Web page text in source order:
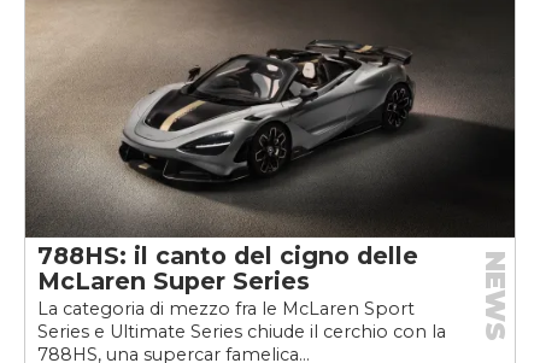
788HS: il canto del cigno delle
McLaren Super Series
La categoria di mezzo fra le McLaren Sport
Series e Ultimate Series chiude il cerchio con la
788HS, una supercar famelica...
NEWS